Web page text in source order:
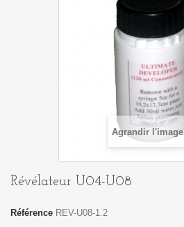
Agrandir l'image
Révélateur U04-U08
Référence REV-U08-1.2